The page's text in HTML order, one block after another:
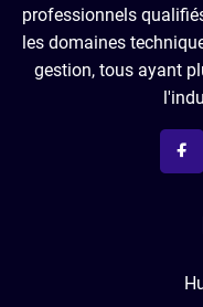
professionnels
les domaines
gestion, tous ayant